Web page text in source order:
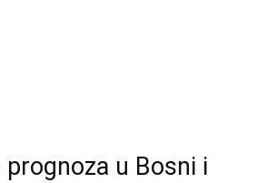
u Bosni i